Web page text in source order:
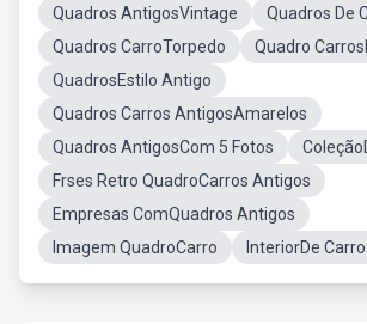
Quadros AntigosVintage
Quadros De
Quadros CarroTorpedo
Quadro
QuadrosEstilo Antigo
Quadros Carros AntigosAmarelos
Quadros AntigosCom 5 Fotos
Frses Retro QuadroCarros Antigos
Empresas ComQuadros Antigos
Imagem QuadroCarro
InteriorDe